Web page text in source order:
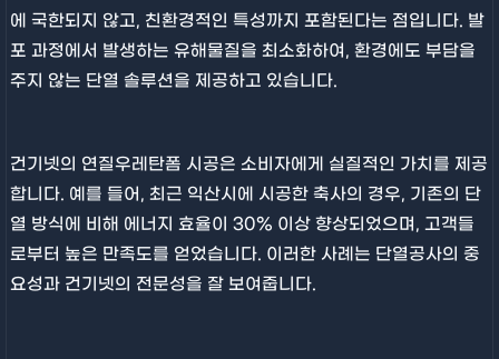
에 국한되지 않고, 친환경적인 특성까지 포함된다는 점입니다. 발
포 과정에서 발생하는 유해물질을 최소화하여, 환경에도 부담을
주지 않는 단열 솔루션을 제공하고 있습니다.
건기넷의 연질우레탄폼 시공은 소비자에게 실질적인 가치를 제공
합니다. 예를 들어, 최근 익산시에 시공한 축사의 경우, 기존의 단
열 방식에 비해 에너지 효율이 30% 이상 향상되었으며, 고객들
로부터 높은 만족도를 얻었습니다. 이러한 사례는 단열공사의 중
요성과 건기넷의 전문성을 잘 보여줍니다.